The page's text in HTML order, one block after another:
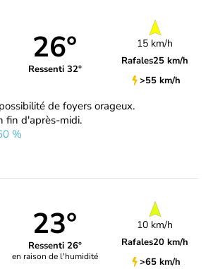
26°
Ressenti 32°
15 km/h
Rafales25 km/h
>55 km/h
de foyers orageux.
fin d'après-midi.
%
23°
Ressenti 26°
en raison de l'humidité
10 km/h
Rafales20 km/h
>65 km/h